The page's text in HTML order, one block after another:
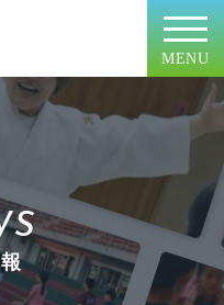
MENU